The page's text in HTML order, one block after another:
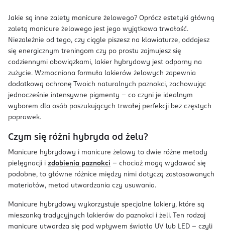
Jakie są inne zalety manicure żelowego? Oprócz estetyki główną
zaletą manicure żelowego jest jego wyjątkowa trwałość.
Niezależnie od tego, czy ciągle piszesz na klawiaturze, oddajesz
się energicznym treningom czy po prostu zajmujesz się
codziennymi obowiązkami, lakier hybrydowy jest odporny na
zużycie. Wzmocniona formuła lakierów żelowych zapewnia
dodatkową ochronę Twoich naturalnych paznokci, zachowując
jednocześnie intensywne pigmenty – co czyni je idealnym
wyborem dla osób poszukujących trwałej perfekcji bez częstych
poprawek.
Czym się różni hybryda od żelu?
Manicure hybrydowy i manicure żelowy to dwie różne metody
pielęgnacji i zdobienia paznokci – chociaż mogą wydawać się
podobne, to główne różnice między nimi dotyczą zastosowanych
materiałów, metod utwardzania czy usuwania.
Manicure hybrydowy wykorzystuje specjalne lakiery, które są
mieszanką tradycyjnych lakierów do paznokci i żeli. Ten rodzaj
manicure utwardza się pod wpływem światła UV lub LED – czyli